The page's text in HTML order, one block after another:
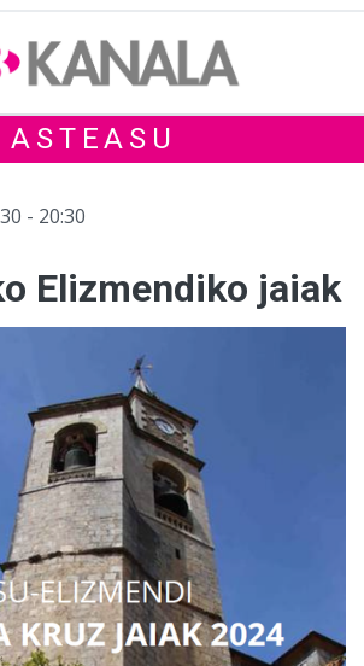
ASTEASU
- 20:30
Elizmendiko jaiak